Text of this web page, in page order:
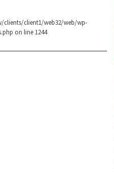
clients/client1/web32/web/wp-
on line 1244